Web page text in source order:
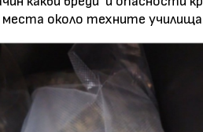
около техните